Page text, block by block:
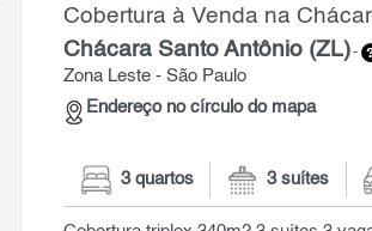
Cobertura à Venda na
Chácara Santo Antônio (ZL)-
Zona Leste - São Paulo
Endereço no círculo do mapa
3 quartos 3 suítes